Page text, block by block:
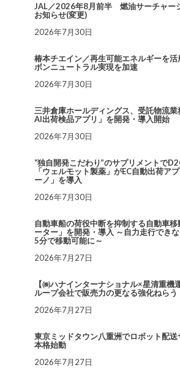
JAL／2026年8月前半 燃油サーチャー
お知らせ(変更)
2026年7月30日
椿本チエイン／再生可能エネルギーを活
ボンニュートラル実現を加速
2026年7月30日
三井倉庫ホールディングス、受託物流業
AI出荷検品アプリ」を開発・導入開始
2026年7月30日
“独自開発こだわり”のサプリメントで
「ウェルモット製薬」がEC自動出荷ア
ーノ」を導入
2026年7月30日
自動車船の荷役中断を抑制する自動車移
ーター」を開発・導入 ～自力走行でき
5分で移動可能に～
2026年7月27日
【㈱ハナインターナショナル×星清重機
ループ会社で販売力の更なる強化ねらう
2026年7月27日
東京ミッドタウン八重洲でロボット配送
本格始動
2026年7月27日